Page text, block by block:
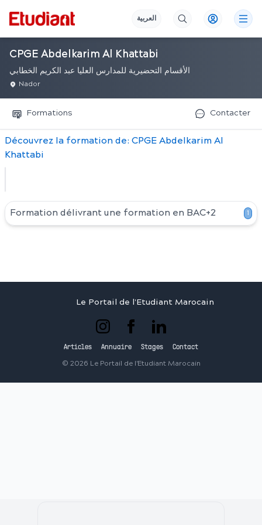
العربية
CPGE Abdelkarim Al Khattabi
الأقسام التحضيرية للمدارس العليا عبد الكريم الخطابي
Nador
Formations Contacter
Découvrez la formation de: CPGE Abdelkarim Al
Khattabi
Formation délivrant une formation en BAC+2 1
Le Portail de l'Etudiant Marocain
Articles Annuaire Stages Contact
© 2026 Le Portail de l'Etudiant Marocain